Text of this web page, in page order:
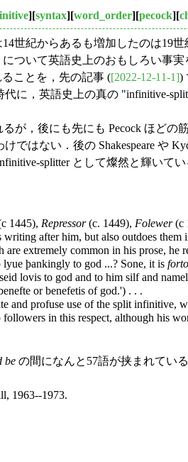
][syntax][word_order][pecock][
世紀からあるも増加したのは19世
について英語史上のおもしろい事実
ことを，先の記事 ([2022-12-11-1])
，英語史上の真の "infinitive-
，後にも先にも Pecock ほどの
ではない．後の Shakespeare や
splitter として燦然と輝い
1445), Repressor(c. 1449), Folewer(c
after him, but also outdoes
extremely common in his prose, he
þankingly to god ...? Sone, it is forto
lovis to god and to him silf and
or benefetis of god.') . . .
and profuse use of the split infinitive,
in this respect, although his
be の間になんと57語が挟まれてい
1963--1973.